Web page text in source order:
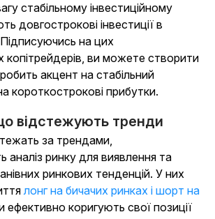
стабільному інвестиційному
довгострокові інвестиції в
на цих
копітрейдерів, ви можете створити
акцент на стабільний
короткострокові прибутки.
відстежують тренди
за трендами,
аналіз ринку для виявлення та
ринкових тенденцій. У них
лонг на бичачих ринках і шорт на
ефективно коригують свої позиції